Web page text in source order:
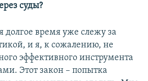
суды?
долгое время уже слежу за
и я, к сожалению, не
эффективного инструмента
Этот закон – попытка